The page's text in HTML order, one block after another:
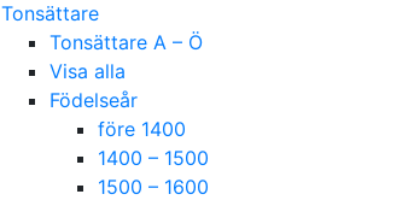
Tonsättare
Tonsättare A – Ö
Visa alla
Födelseår
före 1400
1400 – 1500
1500 – 1600